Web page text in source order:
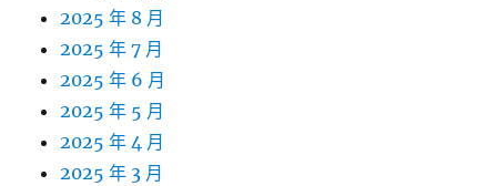
2025 年 8 月
2025 年 7 月
2025 年 6 月
2025 年 5 月
2025 年 4 月
2025 年 3 月